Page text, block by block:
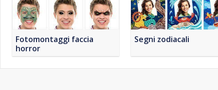
Fotomontaggi faccia
horror
Segni zodiacali